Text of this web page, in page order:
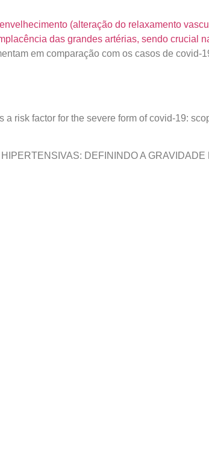
(alteração do relaxamento
das grandes artérias, sendo crucial
em comparação com os casos de covid-
risk factor for the severe form of covid-19:
DEFININDO A GRAVIDADE